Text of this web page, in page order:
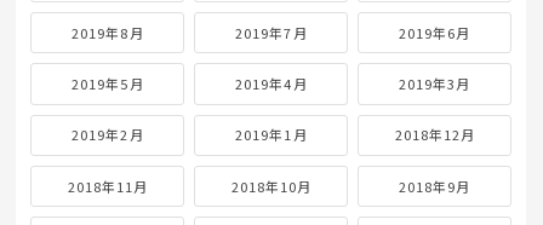
2019年8月 2019年7月 2019年6月
2019年5月 2019年4月 2019年3月
2019年2月 2019年1月 2018年12月
2018年11月 2018年10月 2018年9月